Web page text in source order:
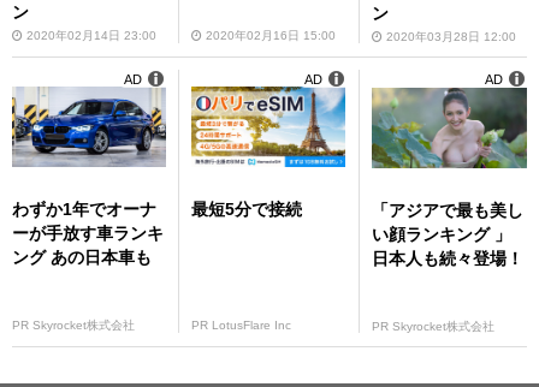
ン
2020年02月14日 23:00 2020年02月16日 15:00
ン
2020年03月28日 12:00
わずか1年でオーナ
ーが手放す車ランキ
ング あの日本車も
PR Skyrocket株式会社
AD
最短5分で接続
PR LotusFlare Inc
AD
「アジアで最も美し
い顔ランキング 」
日本人も続々登場！
PR Skyrocket株式会社
AD